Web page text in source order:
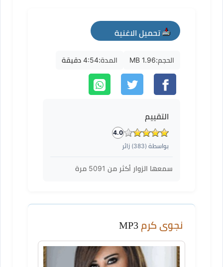
تحميل الاغنية
mp3
الحجم:1.96 MB المدة:4:54 دقيقة
التقييم
4.0
بواسطة (383) زائر
سمعها الزوار أكثر من 5091 مرة
نجوى كرم